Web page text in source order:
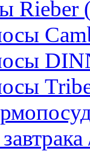
Rieber